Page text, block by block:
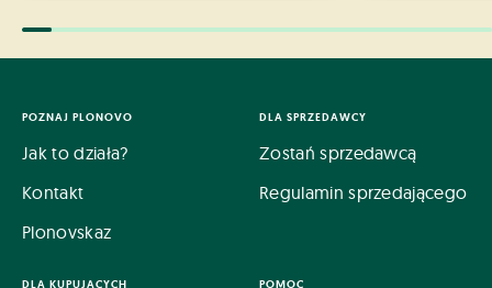
POZNAJ PLONOVO
Jak to działa?
Kontakt
Plonovskaz
DLA SPRZEDAWCY
Zostań sprzedawcą
Regulamin sprzedającego
DLA KUPUJĄCYCH POMOC